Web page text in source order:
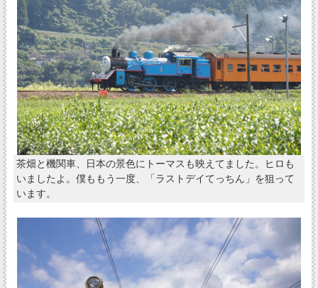
茶畑と機関車、日本の景色にトーマスも映えてました。ヒロも
いましたよ。僕ももう一度、「ラストデイてっちん」を狙って
います。